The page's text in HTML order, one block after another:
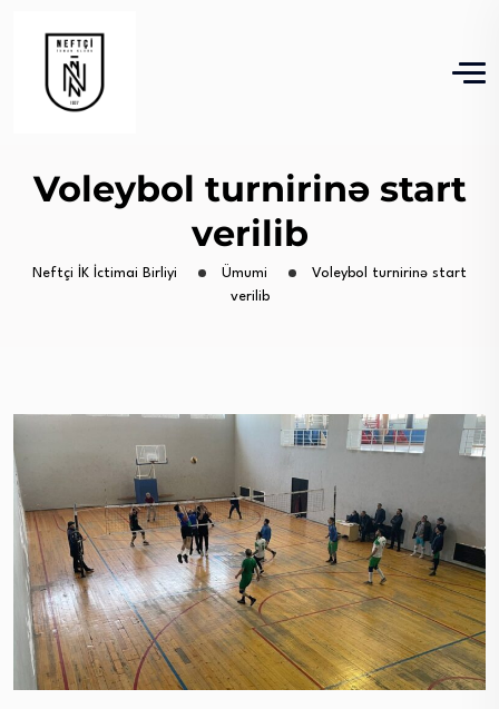
Voleybol turnirinə start
verilib
Neftçi İK İctimai Birliyi Ümumi
Voleybol turnirinə start
verilib